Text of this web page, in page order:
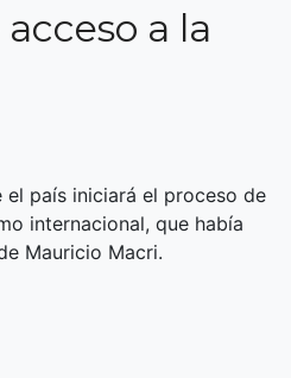
a la
el país iniciará el proceso de
internacional, que había
Mauricio Macri.